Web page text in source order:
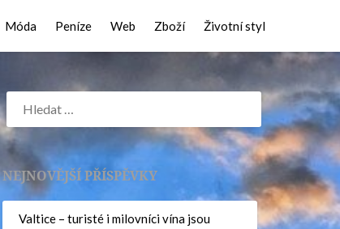
Móda Peníze Web Zboží Životní styl
NEJNOVĚJŠÍ PŘÍSPĚVKY
Valtice – turisté i milovníci vína jsou